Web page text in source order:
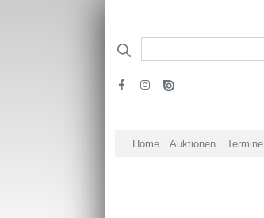
Home Auktionen Termine